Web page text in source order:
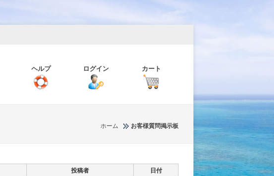
ヘルプ ログイン カート
ホーム お客様質問掲示板
投稿者
日付